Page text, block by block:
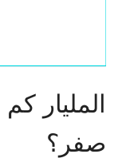
المليار
صفر؟